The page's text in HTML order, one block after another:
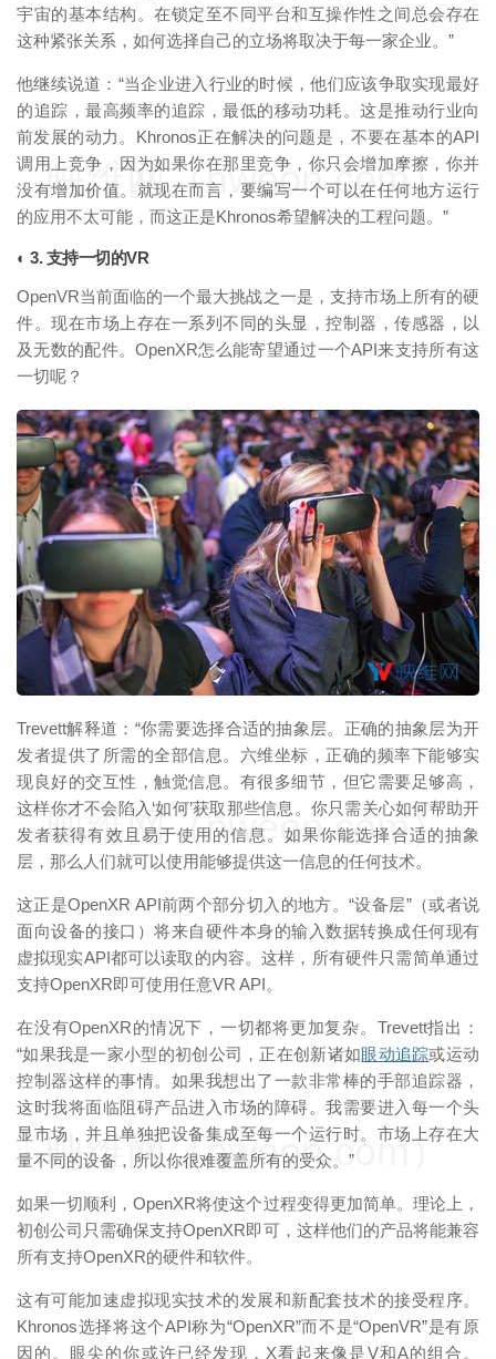
宇宙的基本结构。在锁定至不同平台和互操作性之间总会存在
这种紧张关系，如何选择自己的立场将取决于每一家企业。”
他继续说道：“当企业进入行业的时候，他们应该争取实现最好
的追踪，最高频率的追踪，最低的移动功耗。这是推动行业向
前发展的动力。Khronos正在解决的问题是，不要在基本的API
调用上竞争，因为如果你在那里竞争，你只会增加摩擦，你并
没有增加价值。就现在而言，要编写一个可以在任何地方运行
的应用不太可能，而这正是Khronos希望解决的工程问题。”
◐ 3. 支持一切的VR
OpenVR当前面临的一个最大挑战之一是，支持市场上所有的硬
件。现在市场上存在一系列不同的头显，控制器，传感器，以
及无数的配件。OpenXR怎么能寄望通过一个API来支持所有这
一切呢？
Trevett解释道：“你需要选择合适的抽象层。正确的抽象层为开
发者提供了所需的全部信息。六维坐标，正确的频率下能够实
现良好的交互性，触觉信息。有很多细节，但它需要足够高，
这样你才不会陷入‘如何’获取那些信息。你只需关心如何帮助开
发者获得有效且易于使用的信息。如果你能选择合适的抽象
层，那么人们就可以使用能够提供这一信息的任何技术。
这正是OpenXR API前两个部分切入的地方。“设备层”（或者说
面向设备的接口）将来自硬件本身的输入数据转换成任何现有
虚拟现实API都可以读取的内容。这样，所有硬件只需简单通过
支持OpenXR即可使用任意VR API。
在没有OpenXR的情况下，一切都将更加复杂。Trevett指出：
“如果我是一家小型的初创公司，正在创新诸如眼动追踪或运动
控制器这样的事情。如果我想出了一款非常棒的手部追踪器，
这时我将面临阻碍产品进入市场的障碍。我需要进入每一个头
显市场，并且单独把设备集成至每一个运行时。市场上存在大
量不同的设备，所以你很难覆盖所有的受众。”
如果一切顺利，OpenXR将使这个过程变得更加简单。理论上，
初创公司只需确保支持OpenXR即可，这样他们的产品将能兼容
所有支持OpenXR的硬件和软件。
这有可能加速虚拟现实技术的发展和新配套技术的接受程序。
Khronos选择将这个API称为“OpenXR”而不是“OpenVR”是有原
因的。眼尖的你或许已经发现，X看起来像是V和A的组合。
映维网（nweon.com）
映维网（nweon.com）
映维网（nweon.com）
映维网（nweon.com）